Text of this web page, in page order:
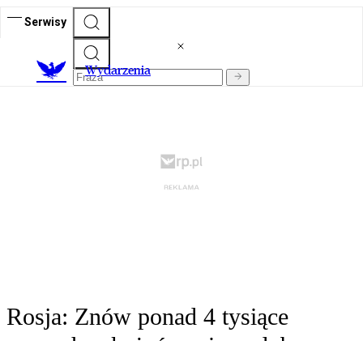
Serwisy
Wydarzenia
Rosja: Znów ponad 4 tysiące